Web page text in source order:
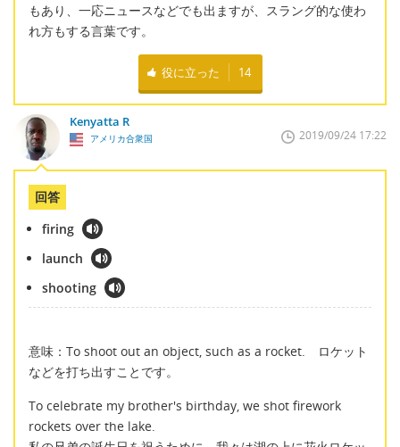
もあり、一応ニュースなどでも出ますが、スラング的な使わ
れ方もする言葉です。
役に立った 14
Kenyatta R
アメリカ合衆国 2019/09/24 17:22
回答
firing
launch
shooting
意味：To shoot out an object, such as a rocket. ロケット
などを打ち出すことです。
To celebrate my brother's birthday, we shot firework
rockets over the lake.